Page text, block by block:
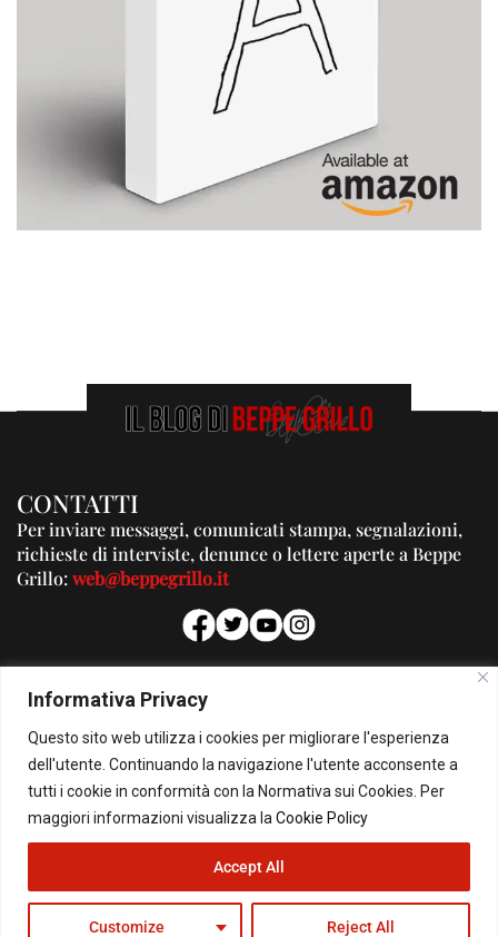
Informativa Privacy
Questo sito web utilizza i cookies per migliorare l'esperienza
dell'utente. Continuando la navigazione l'utente acconsente a
tutti i cookie in conformità con la Normativa sui Cookies. Per
maggiori informazioni visualizza la Cookie Policy
Customize Reject All
Accept All
CONTATTI
Per inviare messaggi, comunicati stampa, segnalazioni,
richieste di interviste, denunce o lettere aperte a Beppe
Grillo:web@beppegrillo.it
PUBBLICITA'
Per la tua pubblicità su questo Blog:
pubblicita@beppegrillo.it
HOMEPAGE COOKIE POLICY PRIVACY POLICY CONTATTI
© Copyright 2026 - Il Blog di Beppe Grillo. All Rights Reserved - Powered by
happygrafic.com